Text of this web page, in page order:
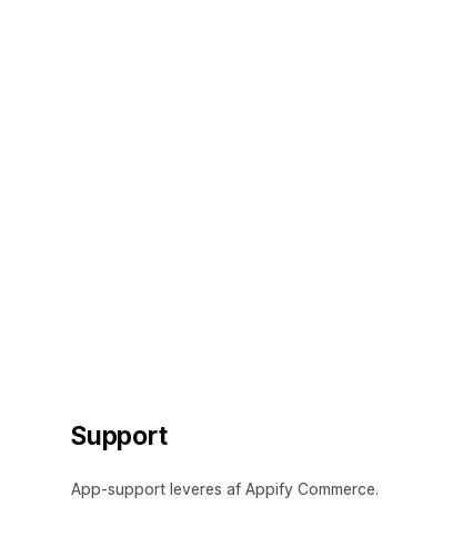
Support
App-support leveres af Appify Commerce.